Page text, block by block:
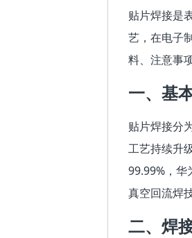
贴片焊接是
艺，在电子
料、注意事
一、基
贴片焊接分
工艺持续升
99.99%，华
真空回流焊
二、焊